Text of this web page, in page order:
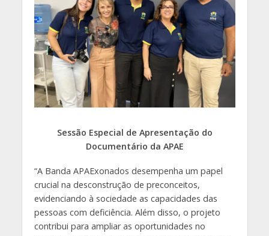
Sessão Especial de Apresentação do
Documentário da APAE
“A Banda APAExonados desempenha um papel
crucial na desconstrução de preconceitos,
evidenciando à sociedade as capacidades das
pessoas com deficiência. Além disso, o projeto
contribui para ampliar as oportunidades no